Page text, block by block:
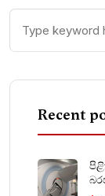
Recent